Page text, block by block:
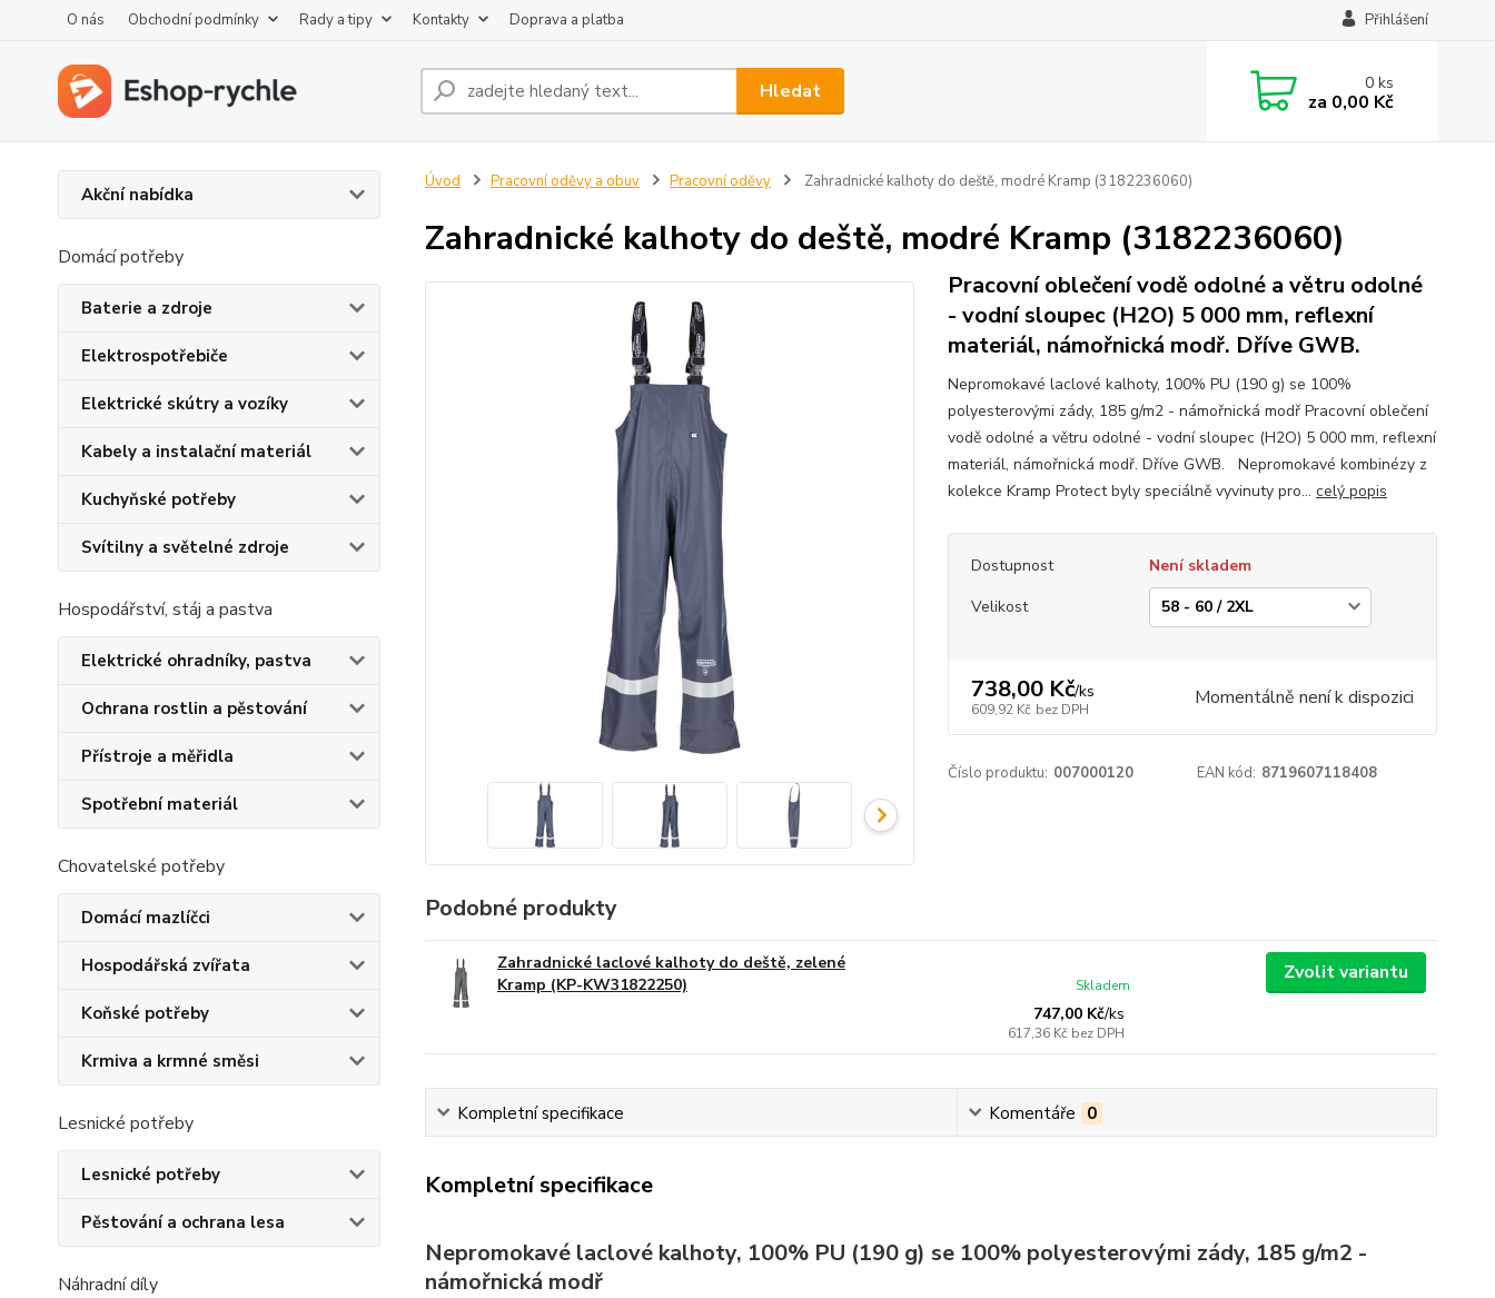
O nás Obchodní podmínky Rady a tipy Kontakty Doprava a platba Přihlášení
Hledat 0ks
za 0,00 Kč
Akční nabídka
Domácí potřeby
Baterie a zdroje
Elektrospotřebiče
Elektrické skútry a vozíky
Kabely a instalační materiál
Kuchyňské potřeby
Svítilny a světelné zdroje
Hospodářství, stáj a pastva
Elektrické ohradníky, pastva
Ochrana rostlin a pěstování
Přístroje a měřidla
Spotřební materiál
Chovatelské potřeby
Domácí mazlíčci
Hospodářská zvířata
Koňské potřeby
Krmiva a krmné směsi
Lesnické potřeby
Lesnické potřeby
Pěstování a ochrana lesa
Náhradní díly
Úvod Pracovní oděvy a obuv Pracovní oděvy Zahradnické kalhoty do deště, modré Kramp (3182236060)
Zahradnické kalhoty do deště, modré Kramp (3182236060)
Pracovní oblečení vodě odolné a větru odolné
- vodní sloupec (H2O) 5 000 mm, reflexní
materiál, námořnická modř. Dříve GWB.
Nepromokavé laclové kalhoty, 100% PU (190 g) se 100%
polyesterovými zády, 185 g/m2 - námořnická modř Pracovní oblečení
vodě odolné a větru odolné - vodní sloupec (H2O) 5 000 mm, reflexní
materiál, námořnická modř. Dříve GWB. Nepromokavé kombinézy z
kolekce Kramp Protect byly speciálně vyvinuty pro... celý popis
Dostupnost
Není skladem
Velikost
738,00 Kč/ks
609,92 Kč bez DPH Momentálně není k dispozici
Číslo produktu: 007000120 EAN kód: 8719607118408
Podobné produkty
Zahradnické laclové kalhoty do deště, zelené
Kramp (KP-KW31822250)
747,00 Kč/ks
617,36 Kč bez DPH
Skladem
Zvolit variantu
Kompletní specifikace Komentáře 0
Kompletní specifikace
Nepromokavé laclové kalhoty, 100% PU (190 g) se 100% polyesterovými zády, 185 g/m2 -
námořnická modř